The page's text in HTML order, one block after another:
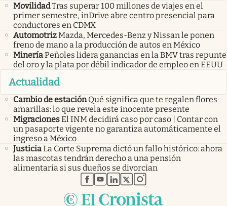
MovilidadTras superar 100 millones de viajes en el
primer semestre, inDrive abre centro presencial para
conductores en CDMX
AutomotrizMazda, Mercedes-Benz y Nissan le ponen
freno de mano a la producción de autos en México
MineríaPeñoles lidera ganancias en la BMV tras repunte
del oro y la plata por débil indicador de empleo en EEUU
Actualidad
Cambio de estación Qué significa que te regalen flores
amarillas: lo que revela este inocente presente
MigracionesEl INM decidirá caso por caso | Contar con
un pasaporte vigente no garantiza automáticamente el
ingreso a México
JusticiaLa Corte Suprema dictó un fallo histórico: ahora
las mascotas tendrán derecho a una pensión
alimentaria si sus dueños se divorcian
abre en nueva pestaña
abre en nueva pestaña
abre en nueva pestaña
abre en nueva pestaña
abre en nueva pestaña